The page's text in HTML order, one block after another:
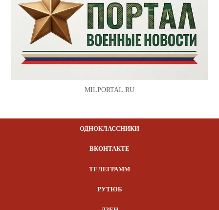
MILPORTAL.RU
ОДНОКЛАССНИКИ
ВКОНТАКТЕ
ТЕЛЕГРАММ
РУТЮБ